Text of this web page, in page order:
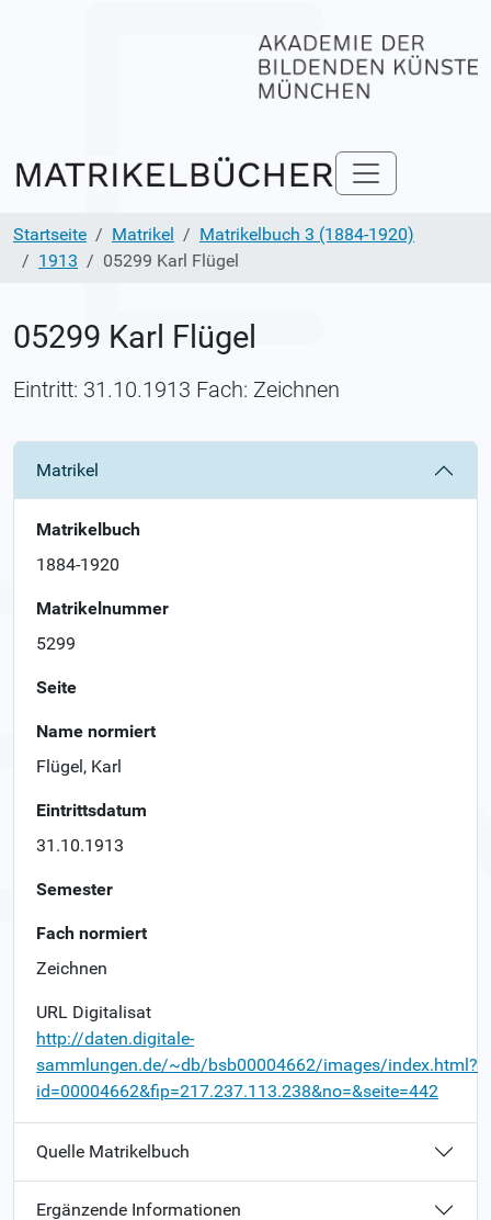
Startseite Matrikel
Matrikelbuch 3 (1884-1920)
1913
05299 Karl Flügel
05299 Karl Flügel
Eintritt: 31.10.1913 Fach: Zeichnen
Matrikel
Matrikelbuch
1884-1920
Matrikelnummer
5299
Seite
Name normiert
Flügel, Karl
Eintrittsdatum
31.10.1913
Semester
Fach normiert
Zeichnen
URL Digitalisat
http://daten.digitale-
sammlungen.de/~db/bsb00004662/images/index.html?
id=00004662&fip=217.237.113.238&no=&seite=442
Quelle Matrikelbuch
Ergänzende Informationen